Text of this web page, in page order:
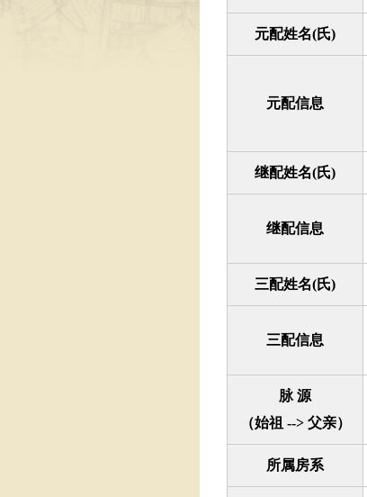
元配姓名(氏)
元配信息
继配姓名(氏)
继配信息
三配姓名(氏)
三配信息
脉 源
（始祖 --> 父亲）
所属房系